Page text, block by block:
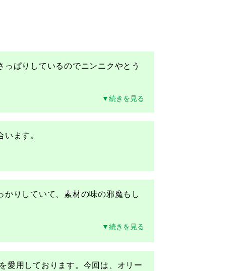
ぱりしているのでニンニクやとう
▼続きを見る
ます。
りしていて、素材の味の邪魔もし
▼続きを見る
愛用しております。今回は、オリー